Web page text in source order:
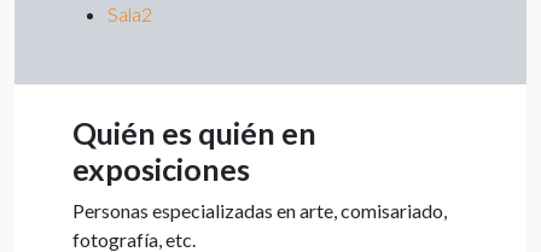
Sala2
Quién es quién en
exposiciones
Personas especializadas en arte, comisariado,
fotografía, etc.